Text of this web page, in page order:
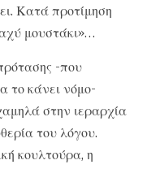
Κατά προτίμηση
μουστάκι»…
-που
το κάνει νόμο-
στην ιεραρχία
του λόγου.
κουλτούρα, η